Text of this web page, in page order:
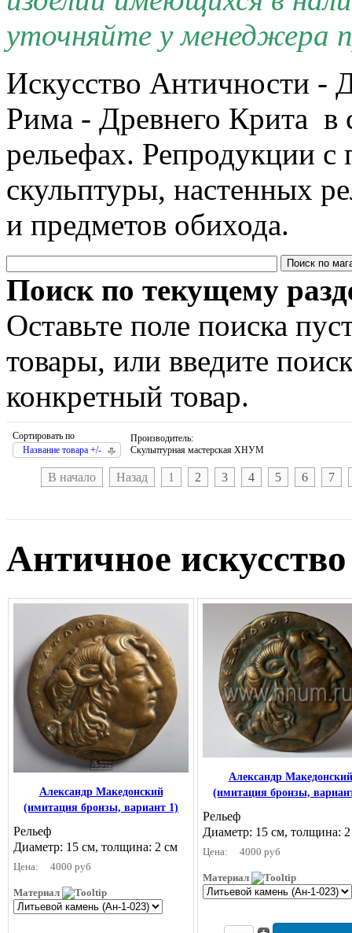
уточняйте у менеджера
Искусство Античности -
Рима - Древнего Крита в
рельефах. Репродукции с
скульптуры, настенных
и предметов обихода.
Поиск по текущему
Оставьте поле поиска
товары, или введите
конкретный товар.
Сортировать по
Название товара +/-
Производитель:
Скульптурная мастерская ХНУМ
В начало Назад 1 2 3 4 5 6 7
Античное искусство
Александр Македонский
(имитация бронзы, вариант 1)
Рельеф
Диаметр: 15 см, толщина: 2 см
Цена: 4000 руб
Материал
Александр Македонский
(имитация бронзы,
Рельеф
Диаметр: 15 см, толщина:
Цена: 4000 руб
Материал